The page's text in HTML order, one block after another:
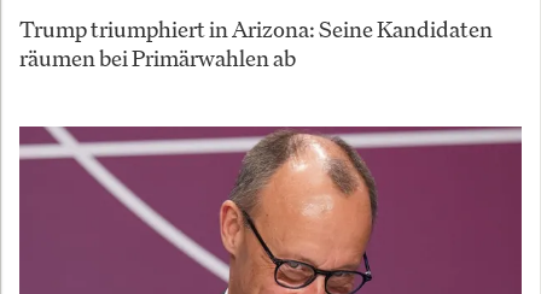
Trump triumphiert in Arizona: Seine Kandidaten
räumen bei Primärwahlen ab